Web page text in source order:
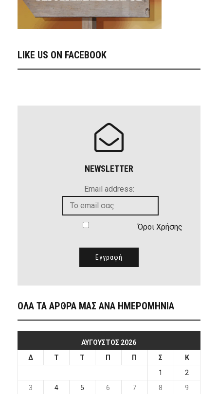
LIKE US ON FACEBOOK
NEWSLETTER
Email address:
Όροι Χρήσης
ΟΛΑ ΤΑ ΑΡΘΡΑ ΜΑΣ ΑΝΑ ΗΜΕΡΟΜΗΝΙΑ
ΑΎΓΟΥΣΤΟΣ 2026
Δ
Τ Τ Π Π Σ
Κ
1
2
3
4 5 6 7 8 9